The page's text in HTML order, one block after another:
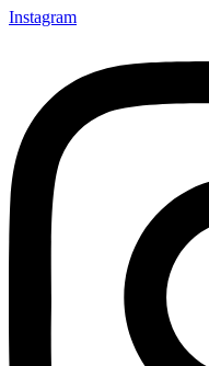
Instagram